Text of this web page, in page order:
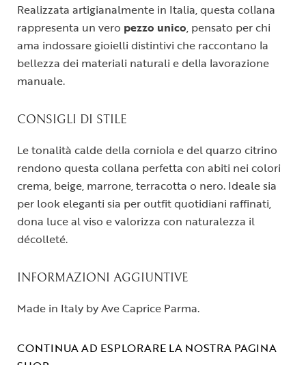
Realizzata artigianalmente in Italia, questa collana
rappresenta un vero pezzo unico, pensato per chi
ama indossare gioielli distintivi che raccontano la
bellezza dei materiali naturali e della lavorazione
manuale.
CONSIGLI DI STILE
Le tonalità calde della corniola e del quarzo citrino
rendono questa collana perfetta con abiti nei colori
crema, beige, marrone, terracotta o nero. Ideale sia
per look eleganti sia per outfit quotidiani raffinati,
dona luce al viso e valorizza con naturalezza il
décolleté.
INFORMAZIONI AGGIUNTIVE
Made in Italy by Ave Caprice Parma.
CONTINUA AD ESPLORARE LA NOSTRA PAGINA